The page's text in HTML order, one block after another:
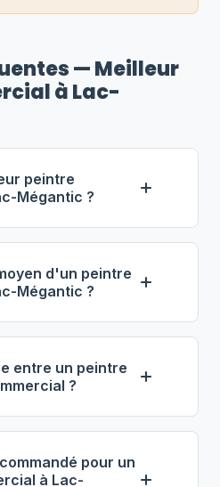
— Meilleur
à Lac-
peintre
Mégantic ?
Services
(propriétaire :
se distingue comme
: 4.8/5 (102 avis),
équipe de 13
d'un peintre
Mégantic ?
entrepreneurs en
facturent entre
. Pour 1 000
coûte entre 4 $ et
entre un peintre
?
implique des
des équipes
spécialisés
pour un
à Lac-